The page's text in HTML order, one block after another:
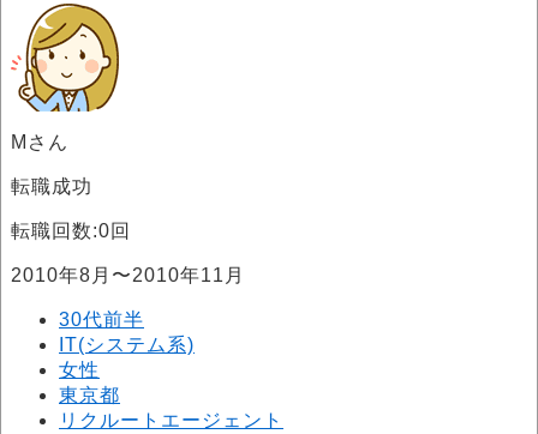
Mさん
転職成功
転職回数:0回
2010年8月〜2010年11月
30代前半
IT(システム系)
女性
東京都
リクルートエージェント